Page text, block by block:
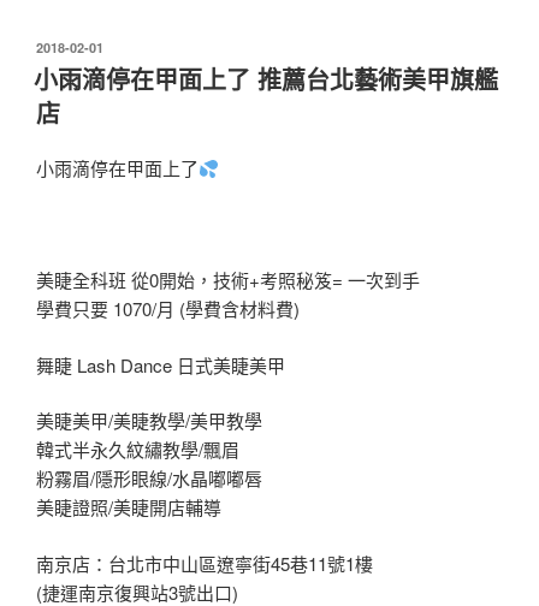
發
佈
於
2018-02-01
小雨滴停在甲面上了 推薦台北藝術美甲旗艦
店
小雨滴停在甲面上了
美睫全科班 從0開始，技術+考照秘笈= 一次到手
學費只要 1070/月 (學費含材料費)
舞睫 Lash Dance 日式美睫美甲
美睫美甲/美睫教學/美甲教學
韓式半永久紋繡教學/飄眉
粉霧眉/隱形眼線/水晶嘟嘟唇
美睫證照/美睫開店輔導
南京店：台北市中山區遼寧街45巷11號1樓
(捷運南京復興站3號出口)